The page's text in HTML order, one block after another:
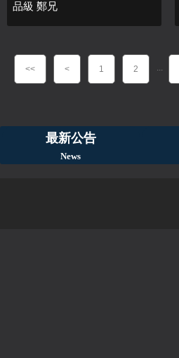
品級 鄭兄
<< < 1 2 ...
最新公告
News